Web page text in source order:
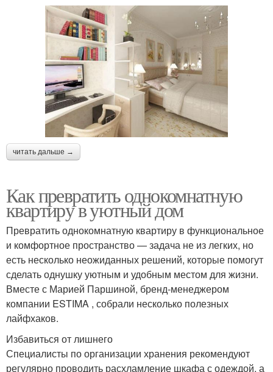
читать дальше →
Как превратить однокомнатную
квартиру в уютный дом
Превратить однокомнатную квартиру в функциональное
и комфортное пространство — задача не из легких, но
есть несколько неожиданных решений, которые помогут
сделать однушку уютным и удобным местом для жизни.
Вместе с Марией Паршиной, бренд-менеджером
компании ESTIMA , собрали несколько полезных
лайфхаков.
Избавиться от лишнего
Специалисты по организации хранения рекомендуют
регулярно проводить расхламление шкафа с одеждой, а